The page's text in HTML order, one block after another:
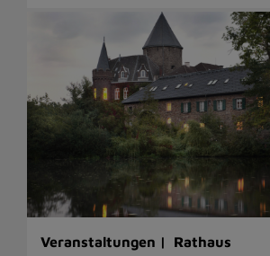
Veranstaltungen | Rathaus